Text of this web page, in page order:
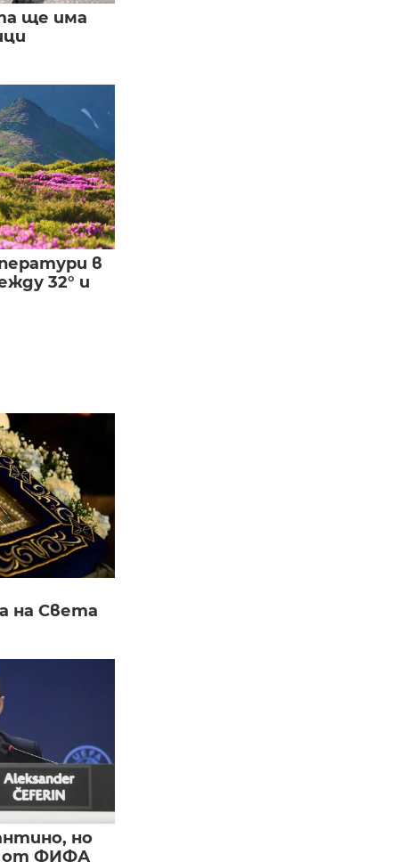
ще има
в
32° и
на Света
но
от ФИФА